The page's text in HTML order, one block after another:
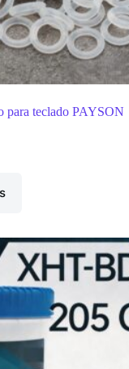
para teclado PAYSON